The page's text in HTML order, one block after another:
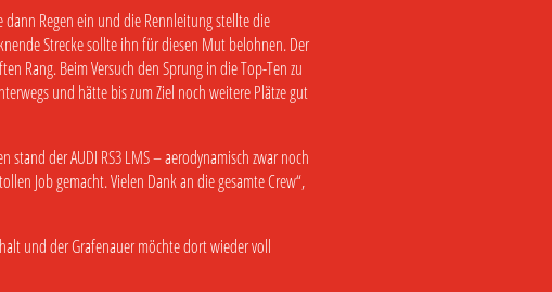
Regen ein und die Rennleitung stellte die
Strecke sollte ihn für diesen Mut belohnen. Der
Rang. Beim Versuch den Sprung in die Top-Ten zu
und hätte bis zum Ziel noch weitere Plätze gut
der AUDI RS3 LMS – aerodynamisch zwar noch
Job gemacht. Vielen Dank an die gesamte Crew“,
und der Grafenauer möchte dort wieder voll